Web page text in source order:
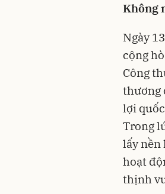
Không
Ngày
cộng
Công
thương
lợi
Trong
lấy nền
hoạt
thịnh